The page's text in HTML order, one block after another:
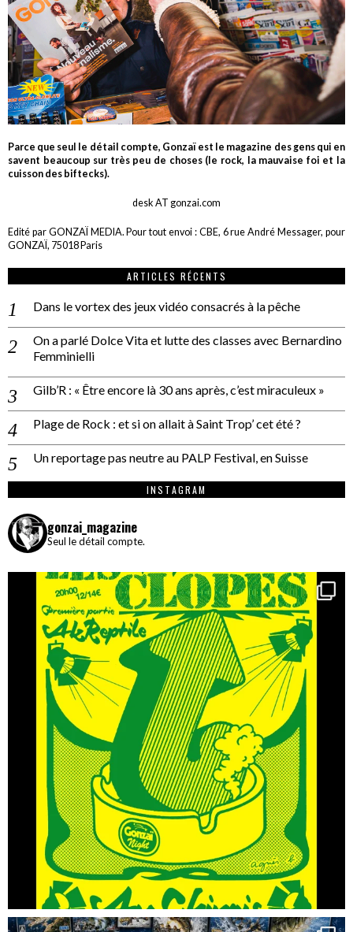
Parce que seul le détail compte, Gonzaï est le magazine des gens qui en
savent beaucoup sur très peu de choses (le rock, la mauvaise foi et la
cuisson des biftecks).
desk AT gonzai.com
Edité par GONZAÏ MEDIA. Pour tout envoi : CBE, 6 rue André Messager, pour
GONZAÏ, 75018 Paris
ARTICLES RÉCENTS
Dans le vortex des jeux vidéo consacrés à la pêche
On a parlé Dolce Vita et lutte des classes avec Bernardino
Femminielli
Gilb’R : « Être encore là 30 ans après, c’est miraculeux »
Plage de Rock : et si on allait à Saint Trop’ cet été ?
Un reportage pas neutre au PALP Festival, en Suisse
INSTAGRAM
gonzai_magazine
Seul le détail compte.